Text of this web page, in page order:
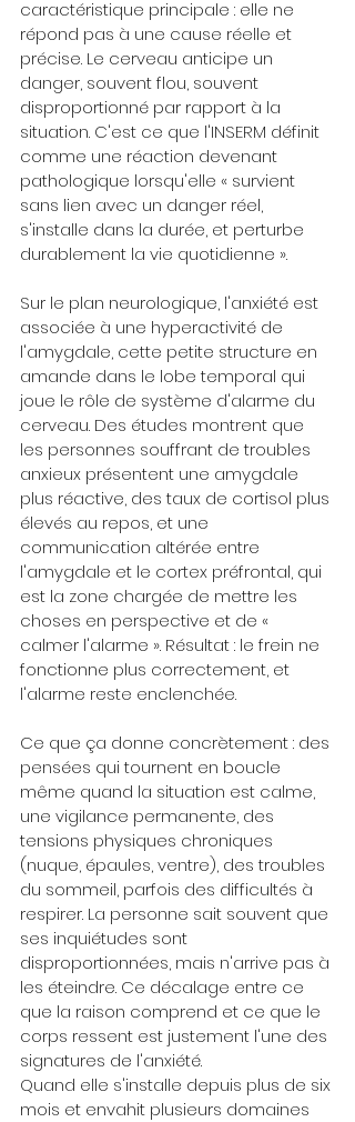
caractéristique principale : elle ne
répond pas à une cause réelle et
précise. Le cerveau anticipe un
danger, souvent flou, souvent
disproportionné par rapport à la
situation. C'est ce que l'INSERM définit
comme une réaction devenant
pathologique lorsqu'elle « survient
sans lien avec un danger réel,
s'installe dans la durée, et perturbe
durablement la vie quotidienne ».
Sur le plan neurologique, l'anxiété est
associée à une hyperactivité de
l'amygdale, cette petite structure en
amande dans le lobe temporal qui
joue le rôle de système d'alarme du
cerveau. Des études montrent que
les personnes souffrant de troubles
anxieux présentent une amygdale
plus réactive, des taux de cortisol plus
élevés au repos, et une
communication altérée entre
l'amygdale et le cortex préfrontal, qui
est la zone chargée de mettre les
choses en perspective et de «
calmer l'alarme ». Résultat : le frein ne
fonctionne plus correctement, et
l'alarme reste enclenchée.
Ce que ça donne concrètement : des
pensées qui tournent en boucle
même quand la situation est calme,
une vigilance permanente, des
tensions physiques chroniques
(nuque, épaules, ventre), des troubles
du sommeil, parfois des difficultés à
respirer. La personne sait souvent que
ses inquiétudes sont
disproportionnées, mais n'arrive pas à
les éteindre. Ce décalage entre ce
que la raison comprend et ce que le
corps ressent est justement l'une des
signatures de l'anxiété.
Quand elle s'installe depuis plus de six
mois et envahit plusieurs domaines